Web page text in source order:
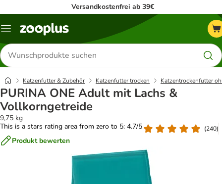
Versandkostenfrei ab 39€
Menü
Produkte
suchen
Katzenfutter & Zubehör Katzenfutter trocken Katzentrockenfutter
PURINA ONE Adult mit Lachs &
Vollkorngetreide
9,75 kg
This is a stars rating area from zero to 5: 4.7/5
(240)
Produkt bewerten